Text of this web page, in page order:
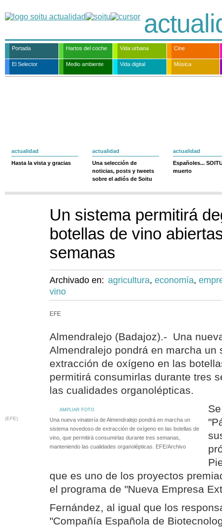
Portada Hartos del coche Vida urbana Cine
El Selector Medio ambiente Vida digital Música
actualidad
Hasta la vista y gracias
actualidad
Una selección de
noticias, posts y tweets
sobre el adiós de Soitu
actualidad
Españoles...
muerto
Un sistema permitirá
botellas de vino
semanas
Archivado en: agricultura, economía,
vino
EFE
Almendralejo (Badajoz).- Una
Almendralejo pondrá en marcha un
extracción de oxígeno en las
permitirá consumirlas durante tres
las cualidades organolépticas.
AMPLIAR FOTO
(EFE)
Una nueva vinatería de Almendralejo pondrá en marcha un
sistema novedoso de extracción de oxígeno en las botellas de
vino, que permitirá consumirlas durante tres semanas,
manteniendo las cualidades organolépticas. EFE/Archivo
que es uno de los proyectos
el programa de "Nueva Empresa
Fernández, al igual que los
"Compañía Española de